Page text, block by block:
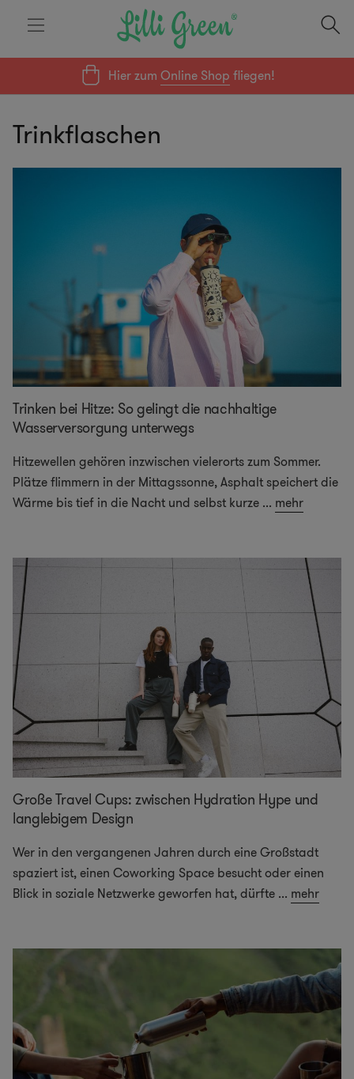
Hier zumOnline Shop fliegen!
Trinkflaschen
Trinken bei Hitze: So gelingt die nachhaltige
Wasserversorgung unterwegs
Hitzewellen gehören inzwischen vielerorts zum Sommer.
Plätze flimmern in der Mittagssonne, Asphalt speichert die
Wärme bis tief in die Nacht und selbst kurze ... mehr
Große Travel Cups: zwischen Hydration Hype und
langlebigem Design
Wer in den vergangenen Jahren durch eine Großstadt
spaziert ist, einen Coworking Space besucht oder einen
Blick in soziale Netzwerke geworfen hat, dürfte ... mehr